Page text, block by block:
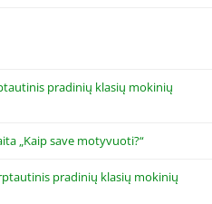
pradinių klasių mokinių
„Kaip save motyvuoti?“
pradinių klasių mokinių